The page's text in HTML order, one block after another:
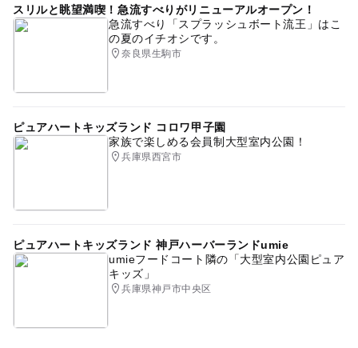
スリルと眺望満喫！急流すべりがリニューアルオープン！
急流すべり「スプラッシュボート流王」はこ
の夏のイチオシです。
奈良県生駒市
ピュアハートキッズランド コロワ甲子園
家族で楽しめる会員制大型室内公園！
兵庫県西宮市
ピュアハートキッズランド 神戸ハーバーランドumie
umieフードコート隣の「大型室内公園ピュア
キッズ」
兵庫県神戸市中央区